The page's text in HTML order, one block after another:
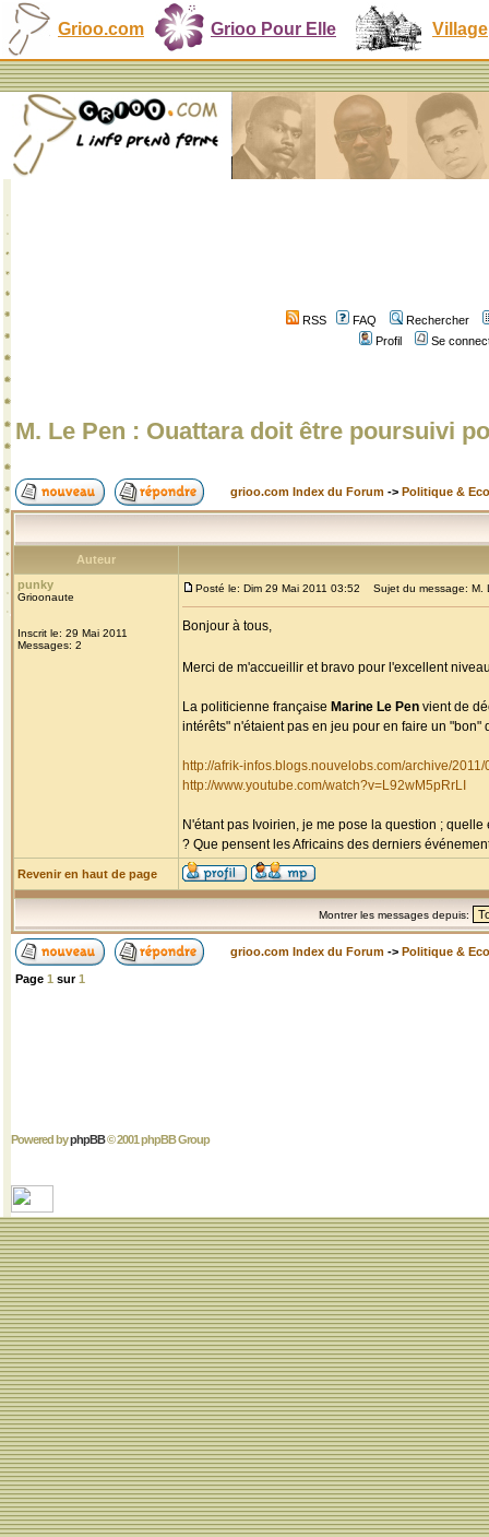
Grioo.com Grioo Pour Elle Village
RSS FAQ
Rechercher
Profil
Se
M. Le Pen : Ouattara doit être poursuivi
grioo.com Index du Forum -> Politique &
Auteur
punky
Grioonaute
Inscrit le: 29 Mai 2011
Messages: 2
Posté le: Dim 29 Mai 2011 03:52 Sujet du message: M.
Bonjour à tous,
Merci de m'accueillir et bravo pour l'excellent
La politicienne française Marine Le Pen vient de
intérêts" n'étaient pas en jeu pour en faire un "bon"
http://afrik-infos.blogs.nouvelobs.com/archive/
http://www.youtube.com/watch?v=L92wM5pRrLI
N'étant pas Ivoirien, je me pose la question ;
? Que pensent les Africains des derniers
Revenir en haut de page
Montrer les messages depuis:
grioo.com Index du Forum -> Politique &
Page 1 sur1
Powered byphpBB© 2001 phpBB Group